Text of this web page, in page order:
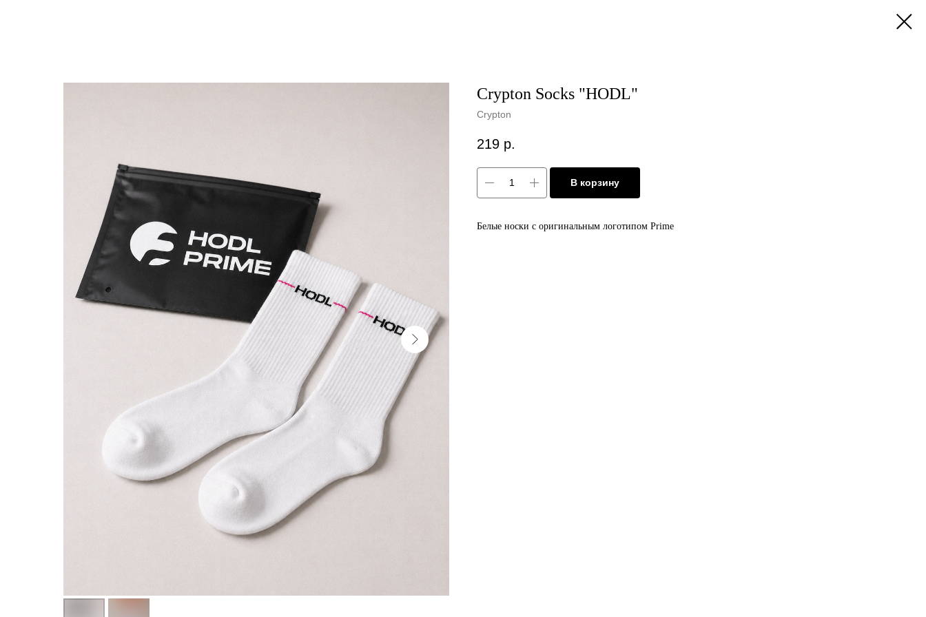
Crypton Socks "HODL"
Crypton
219 р.
В корзину
Белые носки с оригинальным логотипом Prime